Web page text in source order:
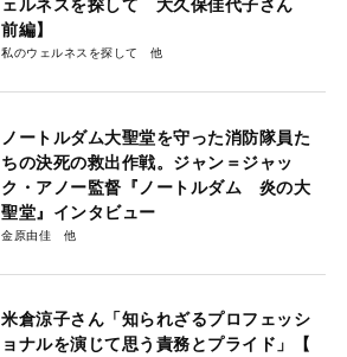
ェルネスを探して 大久保佳代子さん
前編】
私のウェルネスを探して
ノートルダム大聖堂を守った消防隊員た
ちの決死の救出作戦。ジャン＝ジャッ
ク・アノー監督『ノートルダム 炎の大
聖堂』インタビュー
金原由佳
米倉涼子さん「知られざるプロフェッシ
ョナルを演じて思う責務とプライド」【